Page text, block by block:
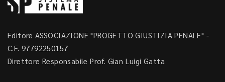
Editore ASSOCIAZIONE "PROGETTO GIUSTIZIA PENALE" -
C.F. 97792250157
Direttore Responsabile Prof. Gian Luigi Gatta